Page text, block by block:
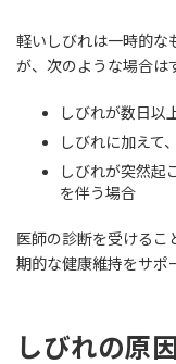
軽いしびれは一時的な
が、次のような場合は
しびれが数日以
しびれに加えて
しびれが突然起
を伴う場合
医師の診断を受けるこ
期的な健康維持をサポ
しびれの原